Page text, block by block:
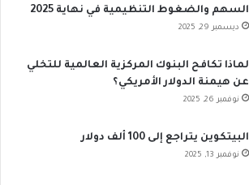
السهم والضغوط التنظيمية في نهاية 2025
ديسمبر 29, 2025
لماذا تكافح البنوك المركزية العالمية للتخلي
عن هيمنة الدولار الأمريكي؟
نوفمبر 26, 2025
البيتكوين يتراجع إلى 100 ألف دولار
نوفمبر 13, 2025